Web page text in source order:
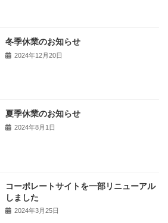
冬季休業のお知らせ
2024年12月20日
夏季休業のお知らせ
2024年8月1日
コーポレートサイトを一部リニューアル
しました
2024年3月25日